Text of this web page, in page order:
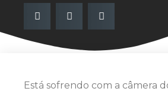
Está sofrendo com a câmera